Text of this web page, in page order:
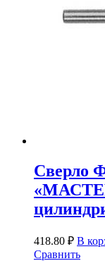
Сверло
418.80 ₽ В
Сравнить